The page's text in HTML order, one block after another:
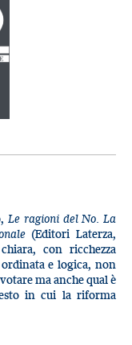
Le ragioni del No. La
(Editori Laterza,
con ricchezza
e logica, non
ma anche qual è
in cui la riforma